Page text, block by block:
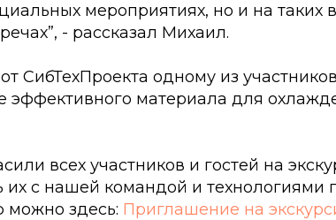
мероприятиях, но и на таких
- рассказал Михаил.
СибТехПроекта одному из
эффективного материала для
всех участников и гостей на
их с нашей командой и технологиями
можно здесь: Приглашение на